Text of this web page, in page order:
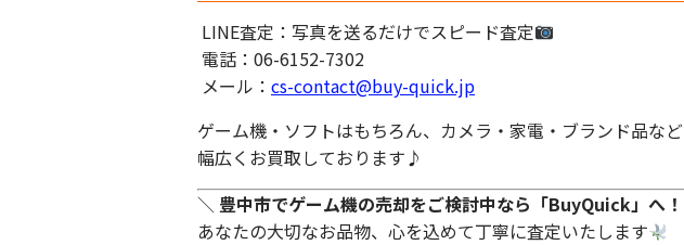
LINE査定：写真を送るだけでスピード査定
電話：06-6152-7302
メール： cs-contact@buy-quick.jp
ゲーム機・ソフトはもちろん、カメラ・家電・ブランド品など
幅広くお買取しております♪
＼ 豊中市でゲーム機の売却をご検討中なら「BuyQuick」へ！
あなたの大切なお品物、心を込めて丁寧に査定いたします